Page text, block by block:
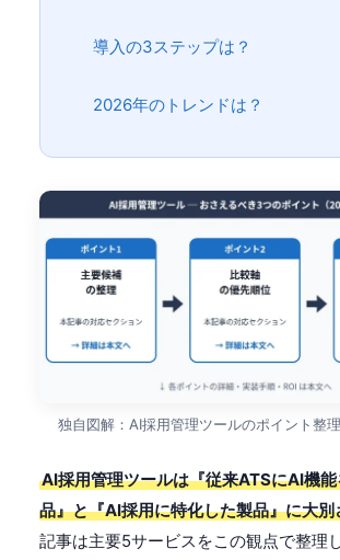
導入の3ステップは？
2026年のトレンドは？
独自図解：AI採用管理ツールのポイント整
AI採用管理ツールは『従来ATSにAI機
品』と『AI採用に特化した製品』に大別
記事は主要5サービスをこの観点で整理